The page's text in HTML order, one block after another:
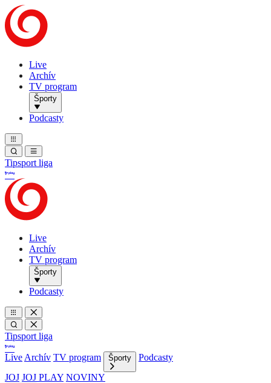
Live
Archív
TV program
Športy
Podcasty
Tipsport liga
Live
Archív
TV program
Športy
Podcasty
Tipsport liga
Live Archív TV program Športy
Podcasty
JOJ JOJ PLAY NOVINY